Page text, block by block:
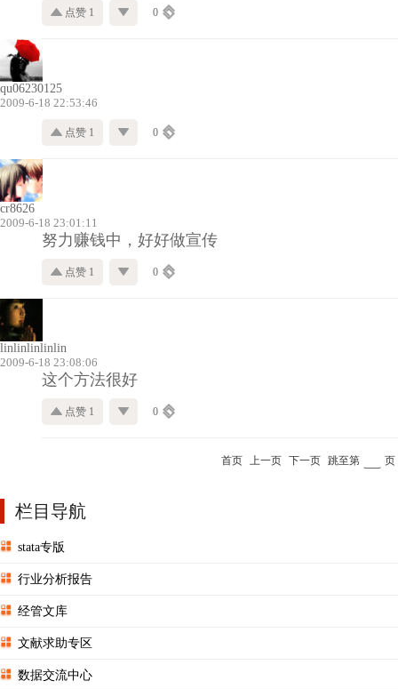
点赞 1 0
qu06230125
2009-6-18 22:53:46
点赞 1 0
cr8626
2009-6-18 23:01:11
努力赚钱中，好好做宣传
点赞 1 0
linlinlinlinlin
2009-6-18 23:08:06
这个方法很好
点赞 1 0
首页 上一页 下一页 跳至第 页
栏目导航
stata专版
行业分析报告
经管文库
文献求助专区
数据交流中心